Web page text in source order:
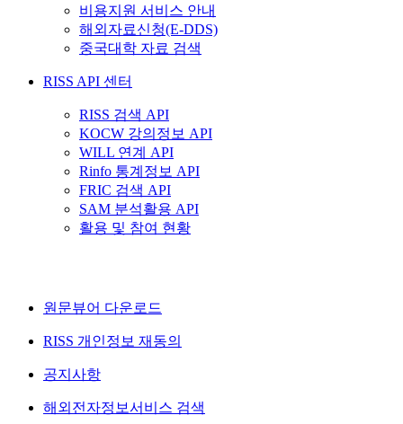
비용지원 서비스 안내
해외자료신청(E-DDS)
중국대학 자료 검색
RISS API 센터
RISS 검색 API
KOCW 강의정보 API
WILL 연계 API
Rinfo 통계정보 API
FRIC 검색 API
SAM 분석활용 API
활용 및 참여 현황
원문뷰어 다운로드
RISS 개인정보 재동의
공지사항
해외전자정보서비스 검색